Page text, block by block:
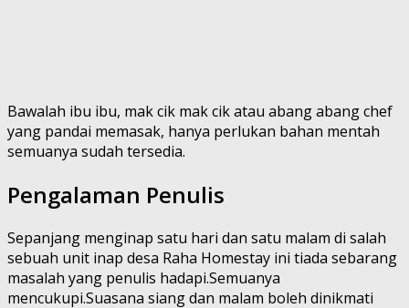
Bawalah ibu ibu, mak cik mak cik atau abang abang chef
yang pandai memasak, hanya perlukan bahan mentah
semuanya sudah tersedia.
Pengalaman Penulis
Sepanjang menginap satu hari dan satu malam di salah
sebuah unit inap desa Raha Homestay ini tiada sebarang
masalah yang penulis hadapi.Semuanya
mencukupi.Suasana siang dan malam boleh dinikmati